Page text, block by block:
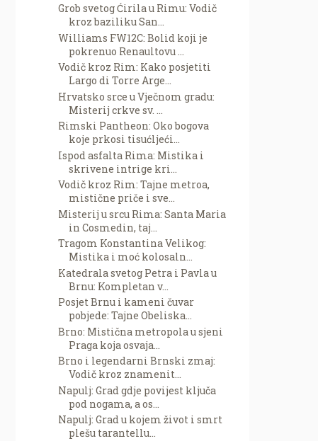
Grob svetog Ćirila u Rimu: Vodič
kroz baziliku San...
Williams FW12C: Bolid koji je
pokrenuo Renaultovu ...
Vodič kroz Rim: Kako posjetiti
Largo di Torre Arge...
Hrvatsko srce u Vječnom gradu:
Misterij crkve sv. ...
Rimski Pantheon: Oko bogova
koje prkosi tisućljeći...
Ispod asfalta Rima: Mistika i
skrivene intrige kri...
Vodič kroz Rim: Tajne metroa,
mistične priče i sve...
Misterij u srcu Rima: Santa Maria
in Cosmedin, taj...
Tragom Konstantina Velikog:
Mistika i moć kolosaln...
Katedrala svetog Petra i Pavla u
Brnu: Kompletan v...
Posjet Brnu i kameni čuvar
pobjede: Tajne Obeliska...
Brno: Mistična metropola u sjeni
Praga koja osvaja...
Brno i legendarni Brnski zmaj:
Vodič kroz znamenit...
Napulj: Grad gdje povijest ključa
pod nogama, a os...
Napulj: Grad u kojem život i smrt
plešu tarantellu...